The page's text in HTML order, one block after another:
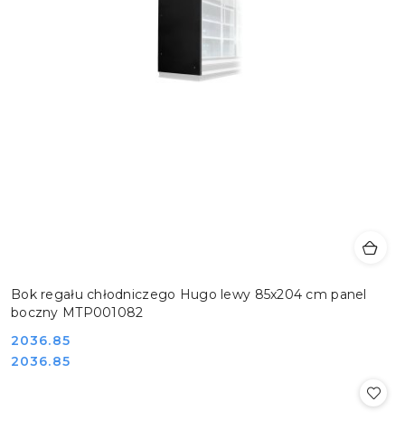
Bok regału chłodniczego Hugo lewy 85x204 cm panel
boczny MTP001082
Cena:
2036.85
Cena:
2036.85